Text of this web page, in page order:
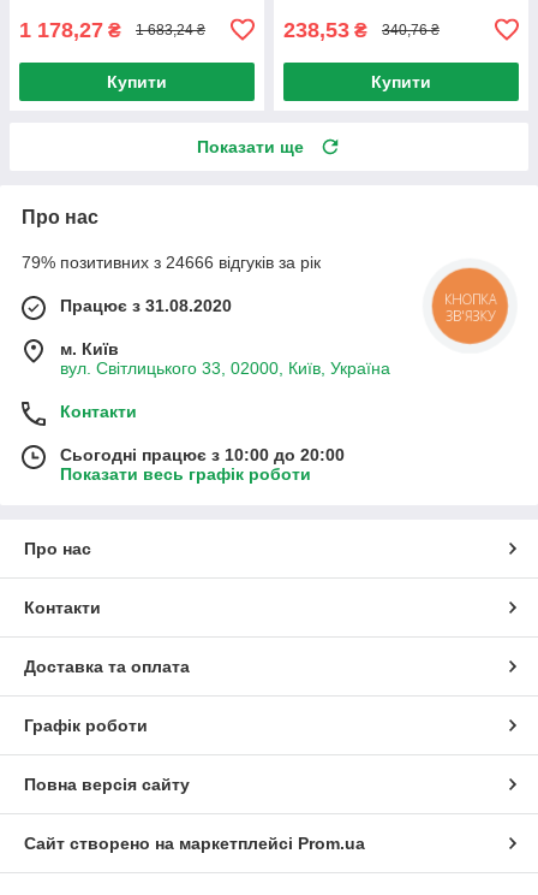
1 178,27 ₴ 1 683,24 ₴
Купити
238,53 ₴ 340,76 ₴
Купити
Показати ще
Про нас
79% позитивних з 24666 відгуків за рік
Працює з 31.08.2020
м. Київ
вул. Світлицького 33, 02000, Київ, Україна
Контакти
Сьогодні працює з 10:00 до 20:00
Показати весь графік роботи
Про нас
Контакти
Доставка та оплата
Графік роботи
Повна версія сайту
Сайт створено на маркетплейсі Prom.ua
КНОПКА
ЗВ'ЯЗКУ